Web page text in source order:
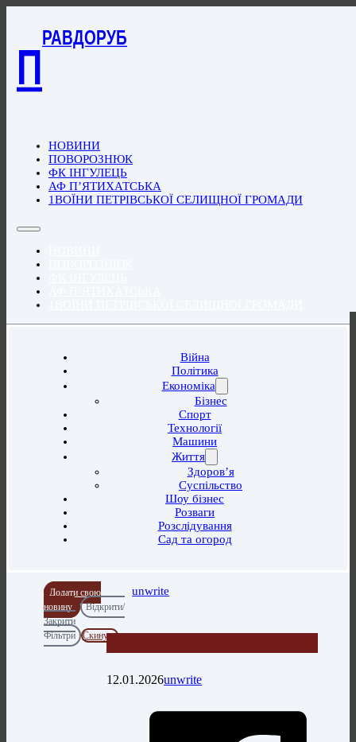
П
РАВДОРУБ
НОВИНИ
ПОВОРОЗНЮК
ФК ІНГУЛЕЦЬ
АФ П’ЯТИХАТСЬКА
1ВОЇНИ ПЕТРІВСЬКОЇ СЕЛИЩНОЇ ГРОМАДИ
Війна
Політика
Економіка
Бізнес
Спорт
Технології
Машини
Життя
Здоров’я
Суспільство
Шоу бізнес
Розваги
Розслідування
Сад та огород
Додати свою
новину
Відкрити/
Закрити
Фільтри
Скинути
unwrite
12.01.2026unwrite